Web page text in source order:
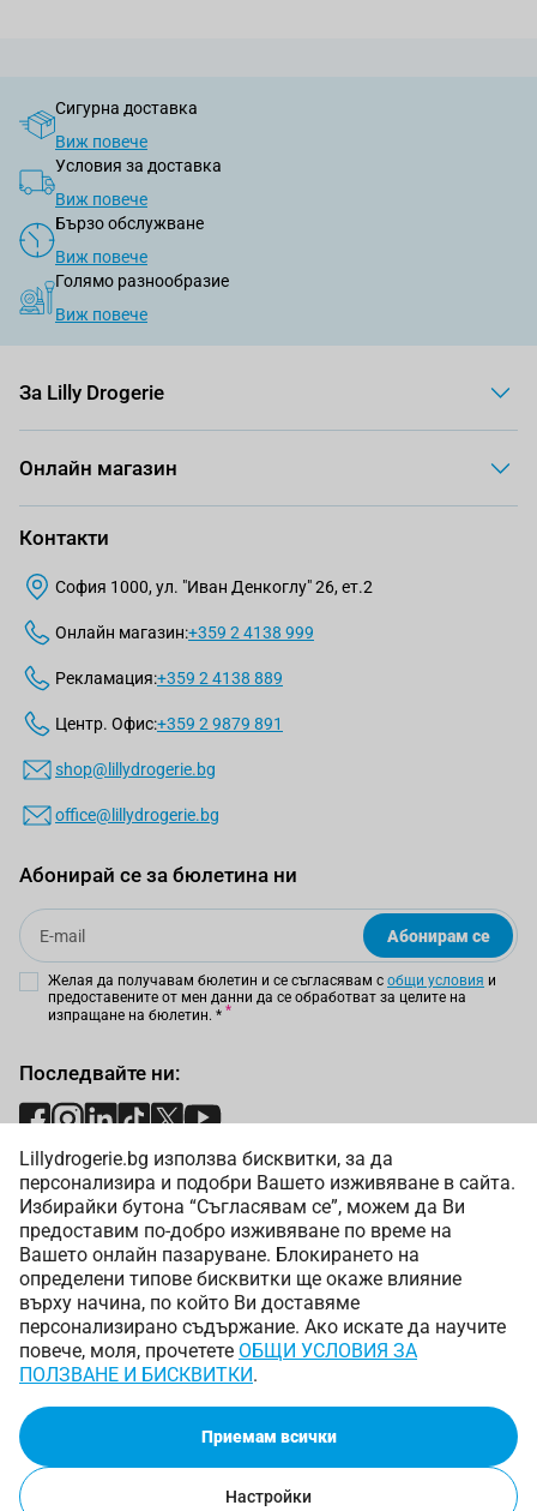
Lillydrogerie.bg използва бисквитки, за да
персонализира и подобри Вашето изживяване в сайта.
Избирайки бутона “Съгласявам се”, можем да Ви
предоставим по-добро изживяване по време на
Вашето онлайн пазаруване. Блокирането на
определени типове бисквитки ще окаже влияние
върху начина, по който Ви доставяме
персонализирано съдържание. Ако искате да научите
повече, моля, прочетете ОБЩИ УСЛОВИЯ ЗА
ПОЛЗВАНЕ И БИСКВИТКИ.
Приемам всички
Настройки
Сигурна доставка
Виж повече
Условия за доставка
Виж повече
Бързо обслужване
Виж повече
Голямо разнообразие
Виж повече
За Lilly Drogerie
Онлайн магазин
Контакти
София 1000, ул. "Иван Денкоглу" 26, ет.2
Онлайн магазин:+359 2 4138 999
Рекламация:+359 2 4138 889
Центр. Офис:+359 2 9879 891
shop@lillydrogerie.bg
office@lillydrogerie.bg
Абонирай се за бюлетина ни
Email
Абонирам се
Желая да получавам бюлетин и се съгласявам с общи условия и
предоставените от мен данни да се обработват за целите на
изпращане на бюлетин. *
Последвайте ни:
Начини на плащане:
Начини на доставка:
Copyright © 2025 Лили Дрогерие ЕООД. Всички права
запазени.
Онлайн магазин от